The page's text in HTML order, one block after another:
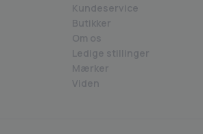
Kundeservice
Butikker
Om os
Ledige stillinger
Mærker
Viden